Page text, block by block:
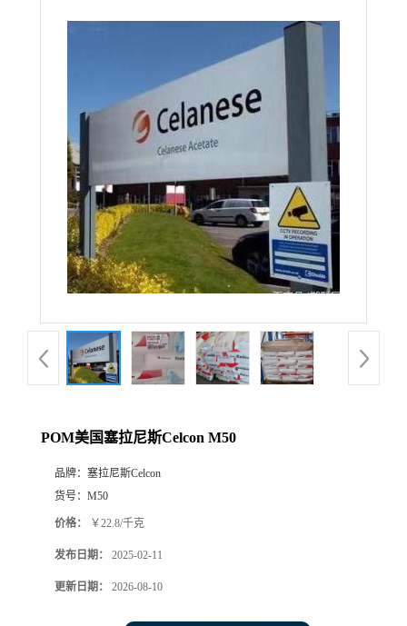
POM美国塞拉尼斯Celcon M50
品牌： 塞拉尼斯Celcon
货号： M50
价格： ￥22.8/千克
发布日期： 2025-02-11
更新日期： 2026-08-10